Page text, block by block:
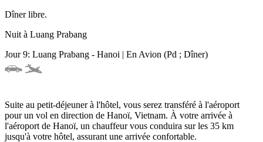
Dîner libre.
Nuit à Luang Prabang
Jour 9: Luang Prabang - Hanoi | En Avion (Pd ; Dîner)
Suite au petit-déjeuner à l'hôtel, vous serez transféré à l'aéroport
pour un vol en direction de Hanoï, Vietnam. À votre arrivée à
l'aéroport de Hanoï, un chauffeur vous conduira sur les 35 km
jusqu'à votre hôtel, assurant une arrivée confortable.